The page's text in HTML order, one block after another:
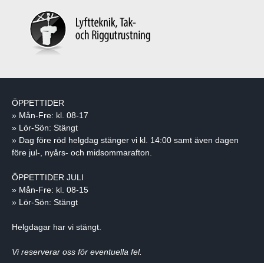
ÖPPETTIDER
» Mån-Fre: kl. 08-17
» Lör-Sön: Stängt
» Dag före röd helgdag stänger vi kl. 14:00 samt även dagen
före jul-, nyårs- och midsommarafton.
ÖPPETTIDER JULI
» Mån-Fre: kl. 08-15
» Lör-Sön: Stängt
Helgdagar har vi stängt.
Vi reserverar oss för eventuella fel.